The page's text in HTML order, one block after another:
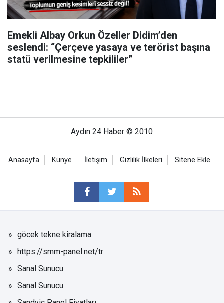
Emekli Albay Orkun Özeller Didim’den
seslendi: “Çerçeve yasaya ve terörist başına
statü verilmesine tepkililer”
Aydın 24 Haber © 2010
Anasayfa Künye İletişim Gizlilik İlkeleri Sitene Ekle
göcek tekne kiralama
https://smm-panel.net/tr
Sanal Sunucu
Sanal Sunucu